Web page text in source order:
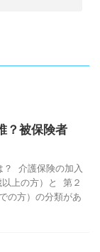
？被保険者
？ 介護保険の加入
上の方）と 第２
の方）の分類があ